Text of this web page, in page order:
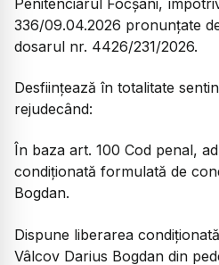
336/09.04.2026 pronunțate
dosarul nr. 4426/231/2026.
Desființează în totalitate
rejudecând:
În baza art. 100 Cod penal,
condiționată formulată de
Bogdan.
Dispune liberarea
Vâlcov Darius Bogdan din